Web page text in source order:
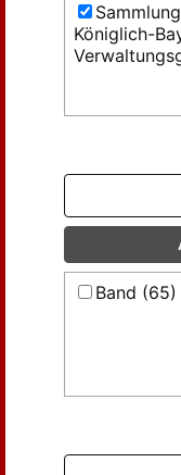
Königlich-
Band (65)